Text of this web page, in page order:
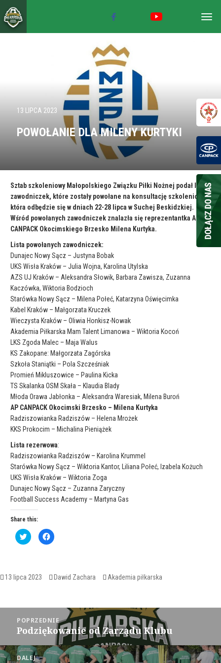
13 LIPCA 2023
POWOŁANIE DLA MILENY KURTYKI
Sztab szkoleniowy Małopolskiego Związku Piłki Nożnej podał listę
zawodniczek, które zostały powołane na konsultację szkoleniową,
która odbędzie się w dniach 22-28 lipca w Suchej Beskidzkiej.
Wśród powołanych zawodniczek znalazła się reprezentantka AP
CANPACK Okocimskiego Brzesko Milena Kurtyka.
Lista powołanych zawodniczek:
Dunajec Nowy Sącz – Justyna Bobak
UKS Wisła Kraków – Julia Wojna, Karolina Utylska
AZS UJ Kraków – Aleksandra Słowik, Barbara Zawisza, Zuzanna
Kaczówka, Wiktoria Bodzioch
Starówka Nowy Sącz – Milena Połeć, Katarzyna Oświęcimka
Kabel Kraków – Małgorzata Kruczek
Wieczysta Kraków – Oliwia Honkisz-Nowak
Akademia Piłkarska Mam Talent Limanowa – Wiktoria Kocoń
LKS Zgoda Malec – Maja Walus
KS Zakopane: Małgorzata Zagórska
Szkoła Staniątki – Pola Szcześniak
Promień Mikluszowice – Paulina Kicka
TS Skalanka OSM Skała – Klaudia Blady
Młoda Orawa Jabłonka – Aleksandra Waresiak, Milena Buroń
AP CANPACK Okocimski Brzesko – Milena Kurtyka
Radziszowianka Radziszów – Helena Mrożek
KKS Prokocim – Michalina Pieniążek
Lista rezerwowa:
Radziszowianka Radziszów – Karolina Krummel
Starówka Nowy Sącz – Wiktoria Kantor, Liliana Połeć, Izabela Kożuch
UKS Wisła Kraków – Wiktoria Zoga
Dunajec Nowy Sącz – Zuzanna Zaryczny
Football Success Academy – Martyna Gas
Share this:
C
l
s
h
o
T
w
i
t
e
r
(
C
l
s
h
o
F
a
c
e
o
o
Opublikowano
13 lipca 2023 Autor
Dawid Zachara Kategorie
Akademia piłkarska
Nawigacja
wpisu
POPRZEDNIE
Poprzedni
Podziękowanie od Zarządu Klubu
DALEJ